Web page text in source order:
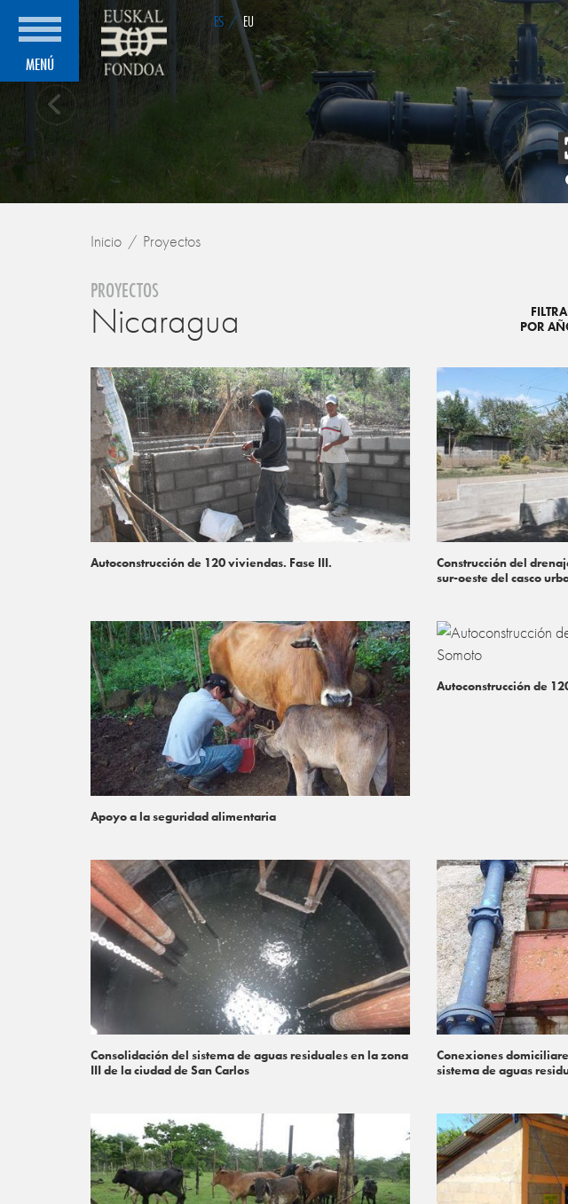
MENÚ
ES / EU
Inicio Proyectos
PROYECTOS
Nicaragua
POR
Autoconstrucción de 120 viviendas. Fase III.
Construcción del
sur-oeste del casco
Apoyo a la seguridad alimentaria
Autoconstrucción de
Consolidación del sistema de aguas residuales en la zona
III de la ciudad de San Carlos
Conexiones
sistema de aguas